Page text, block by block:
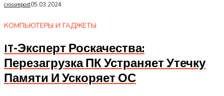
crossrepost05.03.2024
КОМПЬЮТЕРЫ И ГАДЖЕТЫ
IT-Эксперт Роскачества:
Перезагрузка ПК Устраняет Утечку
Памяти И Ускоряет ОС